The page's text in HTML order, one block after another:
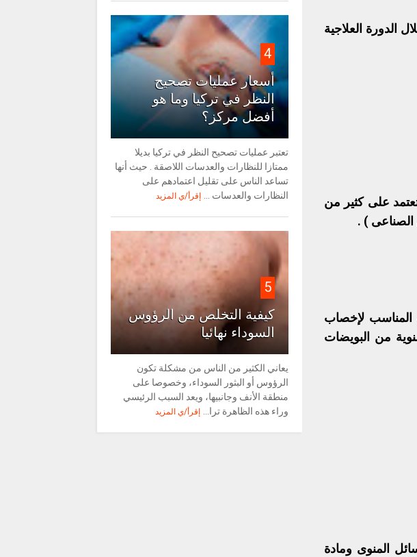
الدورة العلاجية
تعتمد على كثير من
الصناعى ) .
المناسب لإخصاب
من البويضات
المنوى ومادة
4
أسعار عمليات تصحيح
النظر في تركيا وما هو
أفضل مركز؟
تعتبر عمليات تصحيح النظر في تركيا بديلا
ممتازا للنظارات والعدسات اللاصقة . حيث أنها
تساعد الناس على تقليل اعتمادهم على
النظارات والعدسات ...
إقرأ/ي المزيد
5
كيفية التخلص من الرؤوس
السوداء نهائيا
يعاني الكثير من الناس من مشكلة تكون
الرؤوس أو البثور السوداء، وخصوصا على
منطقة الأنف وجانبيها، ويعد السبب الرئيسي
وراء هذه الظاهرة ترا...
إقرأ/ي المزيد